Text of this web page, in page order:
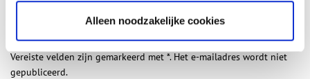
Alleen noodzakelijke cookies
Vereiste velden zijn gemarkeerd met *. Het e-mailadres wordt niet
gepubliceerd.